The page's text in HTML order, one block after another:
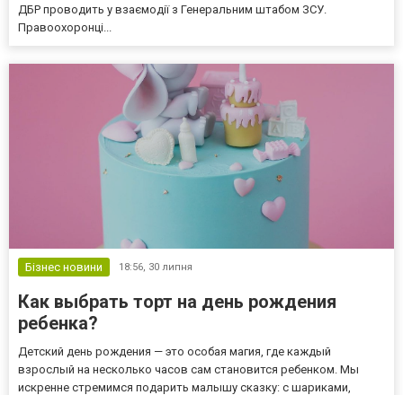
ДБР проводить у взаємодії з Генеральним штабом ЗСУ.
Правоохоронці...
Бізнес новини 18:56, 30 липня
Как выбрать торт на день рождения
ребенка?
Детский день рождения — это особая магия, где каждый
взрослый на несколько часов сам становится ребенком. Мы
искренне стремимся подарить малышу сказку: с шариками,